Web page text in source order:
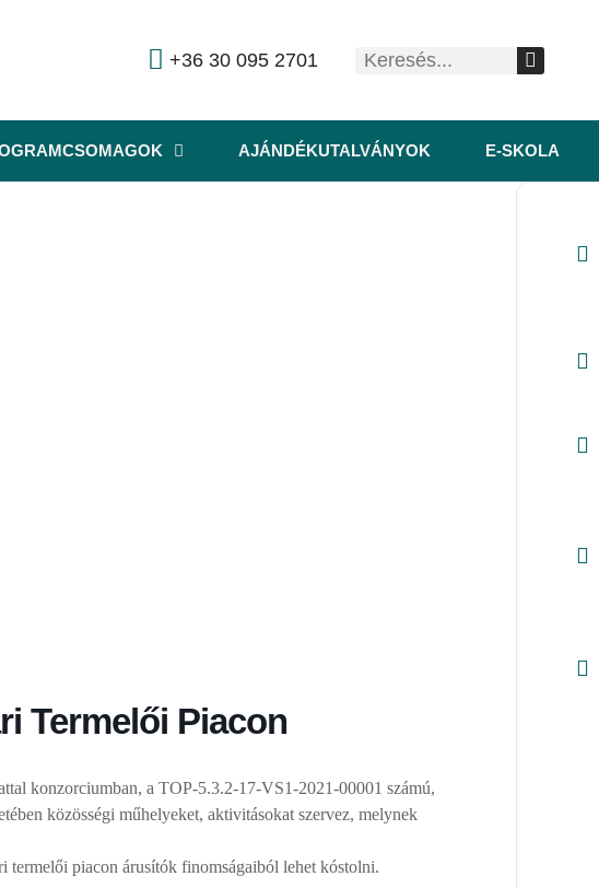
+36 30 095 2701
AJÁNDÉKUTALVÁNYOK E-SKOLA
Termelői Piacon
konzorciumban, a TOP-5.3.2-17-VS1-2021-00001 számú,
közösségi műhelyeket, aktivitásokat szervez, melynek
termelői piacon árusítók finomságaiból lehet kóstolni.